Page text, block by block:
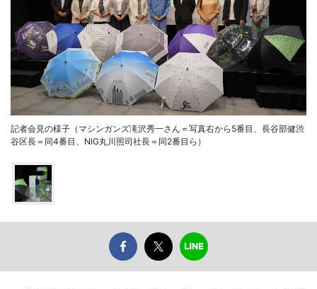
記者会見の様子（マシンガンズ滝沢秀一さん＝写真右から5番目、長谷部健渋
谷区長＝同4番目、NIG丸川照司社長＝同2番目ら）